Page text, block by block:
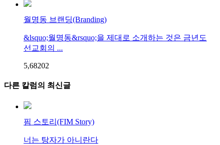
월명동 브랜딩(Branding)
&lsquo;월명동&rsquo;을 제대로 소개하는 것은 금년도
선교회의 ...
5,68202
다른 칼럼의 최신글
핌 스토리(FIM Story)
너는 탕자가 아니란다